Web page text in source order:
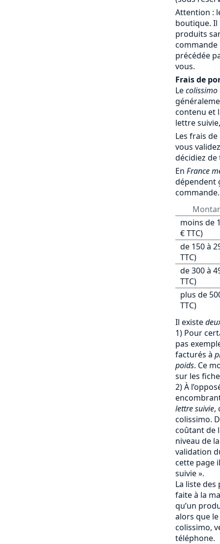
Attention :
boutique. Il
produits
précédée
vous.
Frais de
Lecolissimo
contenu et
lettre
Les frais
vous
décidiez
En France
dépendent
commande.
moins de
€ TTC)
de 150 à
TTC)
de 300 à
TTC)
plus de
TTC)
Il existe
1) Pour
pas
facturés à
poids. Ce
sur les
2) À
lettre suivie,
colissimo.
coûtant de
niveau de
validation
cette page
suivie ».
La liste
faite à la
qu’un
alors que
colissimo,
téléphone.